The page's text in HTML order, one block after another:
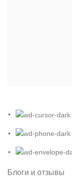
Блоги и отзывы